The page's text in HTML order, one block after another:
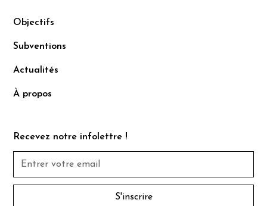
Objectifs
Subventions
Actualités
À propos
Recevez notre infolettre !